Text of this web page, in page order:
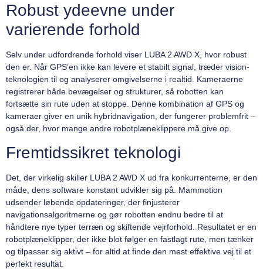
Robust ydeevne under
varierende forhold
Selv under udfordrende forhold viser LUBA 2 AWD X, hvor robust
den er. Når GPS’en ikke kan levere et stabilt signal, træder vision-
teknologien til og analyserer omgivelserne i realtid. Kameraerne
registrerer både bevægelser og strukturer, så robotten kan
fortsætte sin rute uden at stoppe. Denne kombination af GPS og
kameraer giver en unik hybridnavigation, der fungerer problemfrit –
også der, hvor mange andre robotplæneklippere må give op.
Fremtidssikret teknologi
Det, der virkelig skiller LUBA 2 AWD X ud fra konkurrenterne, er den
måde, dens software konstant udvikler sig på. Mammotion
udsender løbende opdateringer, der finjusterer
navigationsalgoritmerne og gør robotten endnu bedre til at
håndtere nye typer terræn og skiftende vejrforhold. Resultatet er en
robotplæneklipper, der ikke blot følger en fastlagt rute, men tænker
og tilpasser sig aktivt – for altid at finde den mest effektive vej til et
perfekt resultat.